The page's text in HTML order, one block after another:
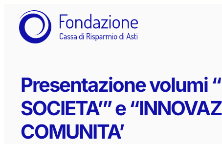
contenuto
Presentazione volumi
SOCIETA’” e
COMUNITA’